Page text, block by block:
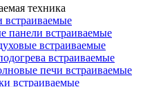
техника
панели встраиваемые
встраиваемые
встраиваемые
печи встраиваемые
встраиваемые